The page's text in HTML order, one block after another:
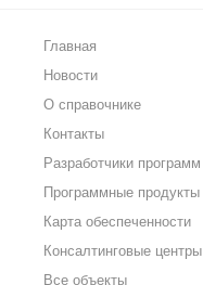
Главная
Новости
О справочнике
Контакты
Разработчики программ
Программные продукты
Карта обеспеченности
Консалтинговые центры
Все объекты